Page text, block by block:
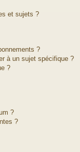
et sujets ?
?
à un sujet spécifique ?
?
?
?